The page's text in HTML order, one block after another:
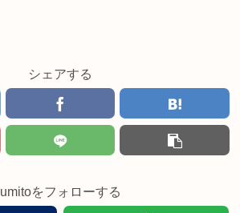
シェアする
umitoをフォローする